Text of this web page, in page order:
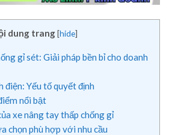
dung trang [hide]
gỉ sét: Giải pháp bền bỉ cho doanh
điện: Yếu tố quyết định
nổi bật
xe nâng tay thấp chống gỉ
chọn phù hợp với nhu cầu